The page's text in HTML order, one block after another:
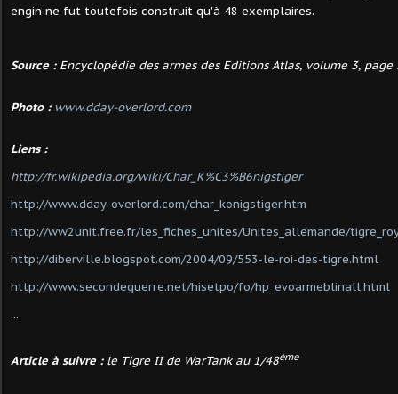
engin ne fut toutefois construit qu'à 48 exemplaires.
Source :Encyclopédie des armes des Editions Atlas, volume 3, page
Photo : www.dday-overlord.com
Liens :
http://fr.wikipedia.org/wiki/Char_K%C3%B6nigstiger
http://www.dday-overlord.com/char_konigstiger.htm
http://ww2unit.free.fr/les_fiches_unites/Unites_allemande/
http://diberville.blogspot.com/2004/09/553-le-roi-des-tigre.html
http://www.secondeguerre.net/hisetpo/fo/hp_evoarmeblinall.html
...
Article à suivre :le Tigre II de WarTank au 1/48ème